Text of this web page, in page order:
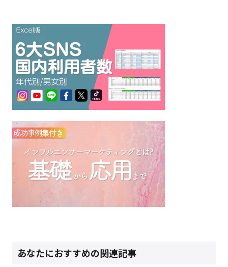
あなたにおすすめの関連記事